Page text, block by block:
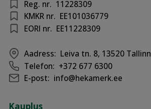
Reg. nr. 11228309
KMKR nr. EE101036779
EORI nr. EE11228309
Aadress: Leiva tn. 8, 13520 Tallinn
Telefon: +372 677 6300
E-post: info@hekamerk.ee
Kauplus